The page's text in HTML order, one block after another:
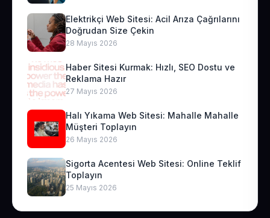
Elektrikçi Web Sitesi: Acil Arıza Çağrılarını
Doğrudan Size Çekin
28 Mayıs 2026
Haber Sitesi Kurmak: Hızlı, SEO Dostu ve
Reklama Hazır
27 Mayıs 2026
Halı Yıkama Web Sitesi: Mahalle Mahalle
Müşteri Toplayın
26 Mayıs 2026
Sigorta Acentesi Web Sitesi: Online Teklif
Toplayın
25 Mayıs 2026